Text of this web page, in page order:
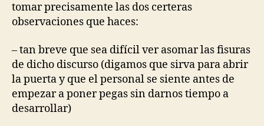
tomar precisamente las dos certeras
observaciones que haces:
– tan breve que sea difícil ver asomar las fisuras
de dicho discurso (digamos que sirva para abrir
la puerta y que el personal se siente antes de
empezar a poner pegas sin darnos tiempo a
desarrollar)